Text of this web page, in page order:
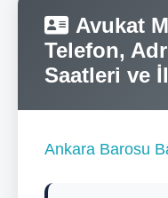
Avukat
Telefon,
Saatleri ve
Ankara Barosu